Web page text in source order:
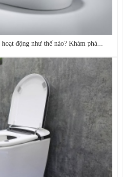
động như thế nào? Khám phá...